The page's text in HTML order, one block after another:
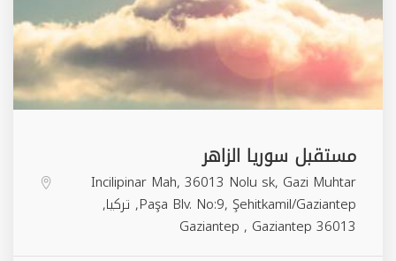
مستقبل سوريا الزاهر
Incilipinar Mah, 36013 Nolu sk, Gazi Muhtar
Paşa Blv. No:9, Şehitkamil/Gaziantep, تركيا,
Gaziantep , Gaziantep 36013